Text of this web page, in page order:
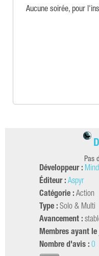
Aucune soirée, pour
Pas
Développeur :
Éditeur : Aspyr
Catégorie : Action
Type : Solo & Multi
Avancement :
Membres ayant le
Nombre d'avis : 0